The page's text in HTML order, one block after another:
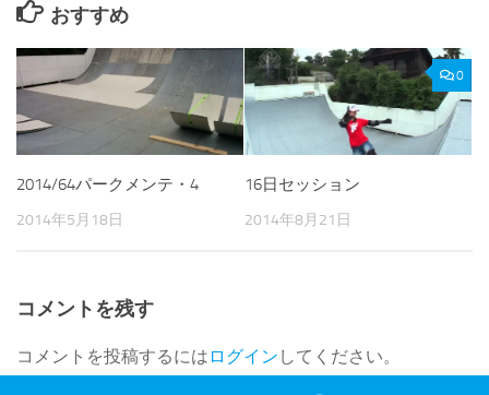
おすすめ
2014/64パークメンテ・4
2014年5月18日
0
16日セッション
2014年8月21日
コメントを残す
コメントを投稿するには ログイン してください。